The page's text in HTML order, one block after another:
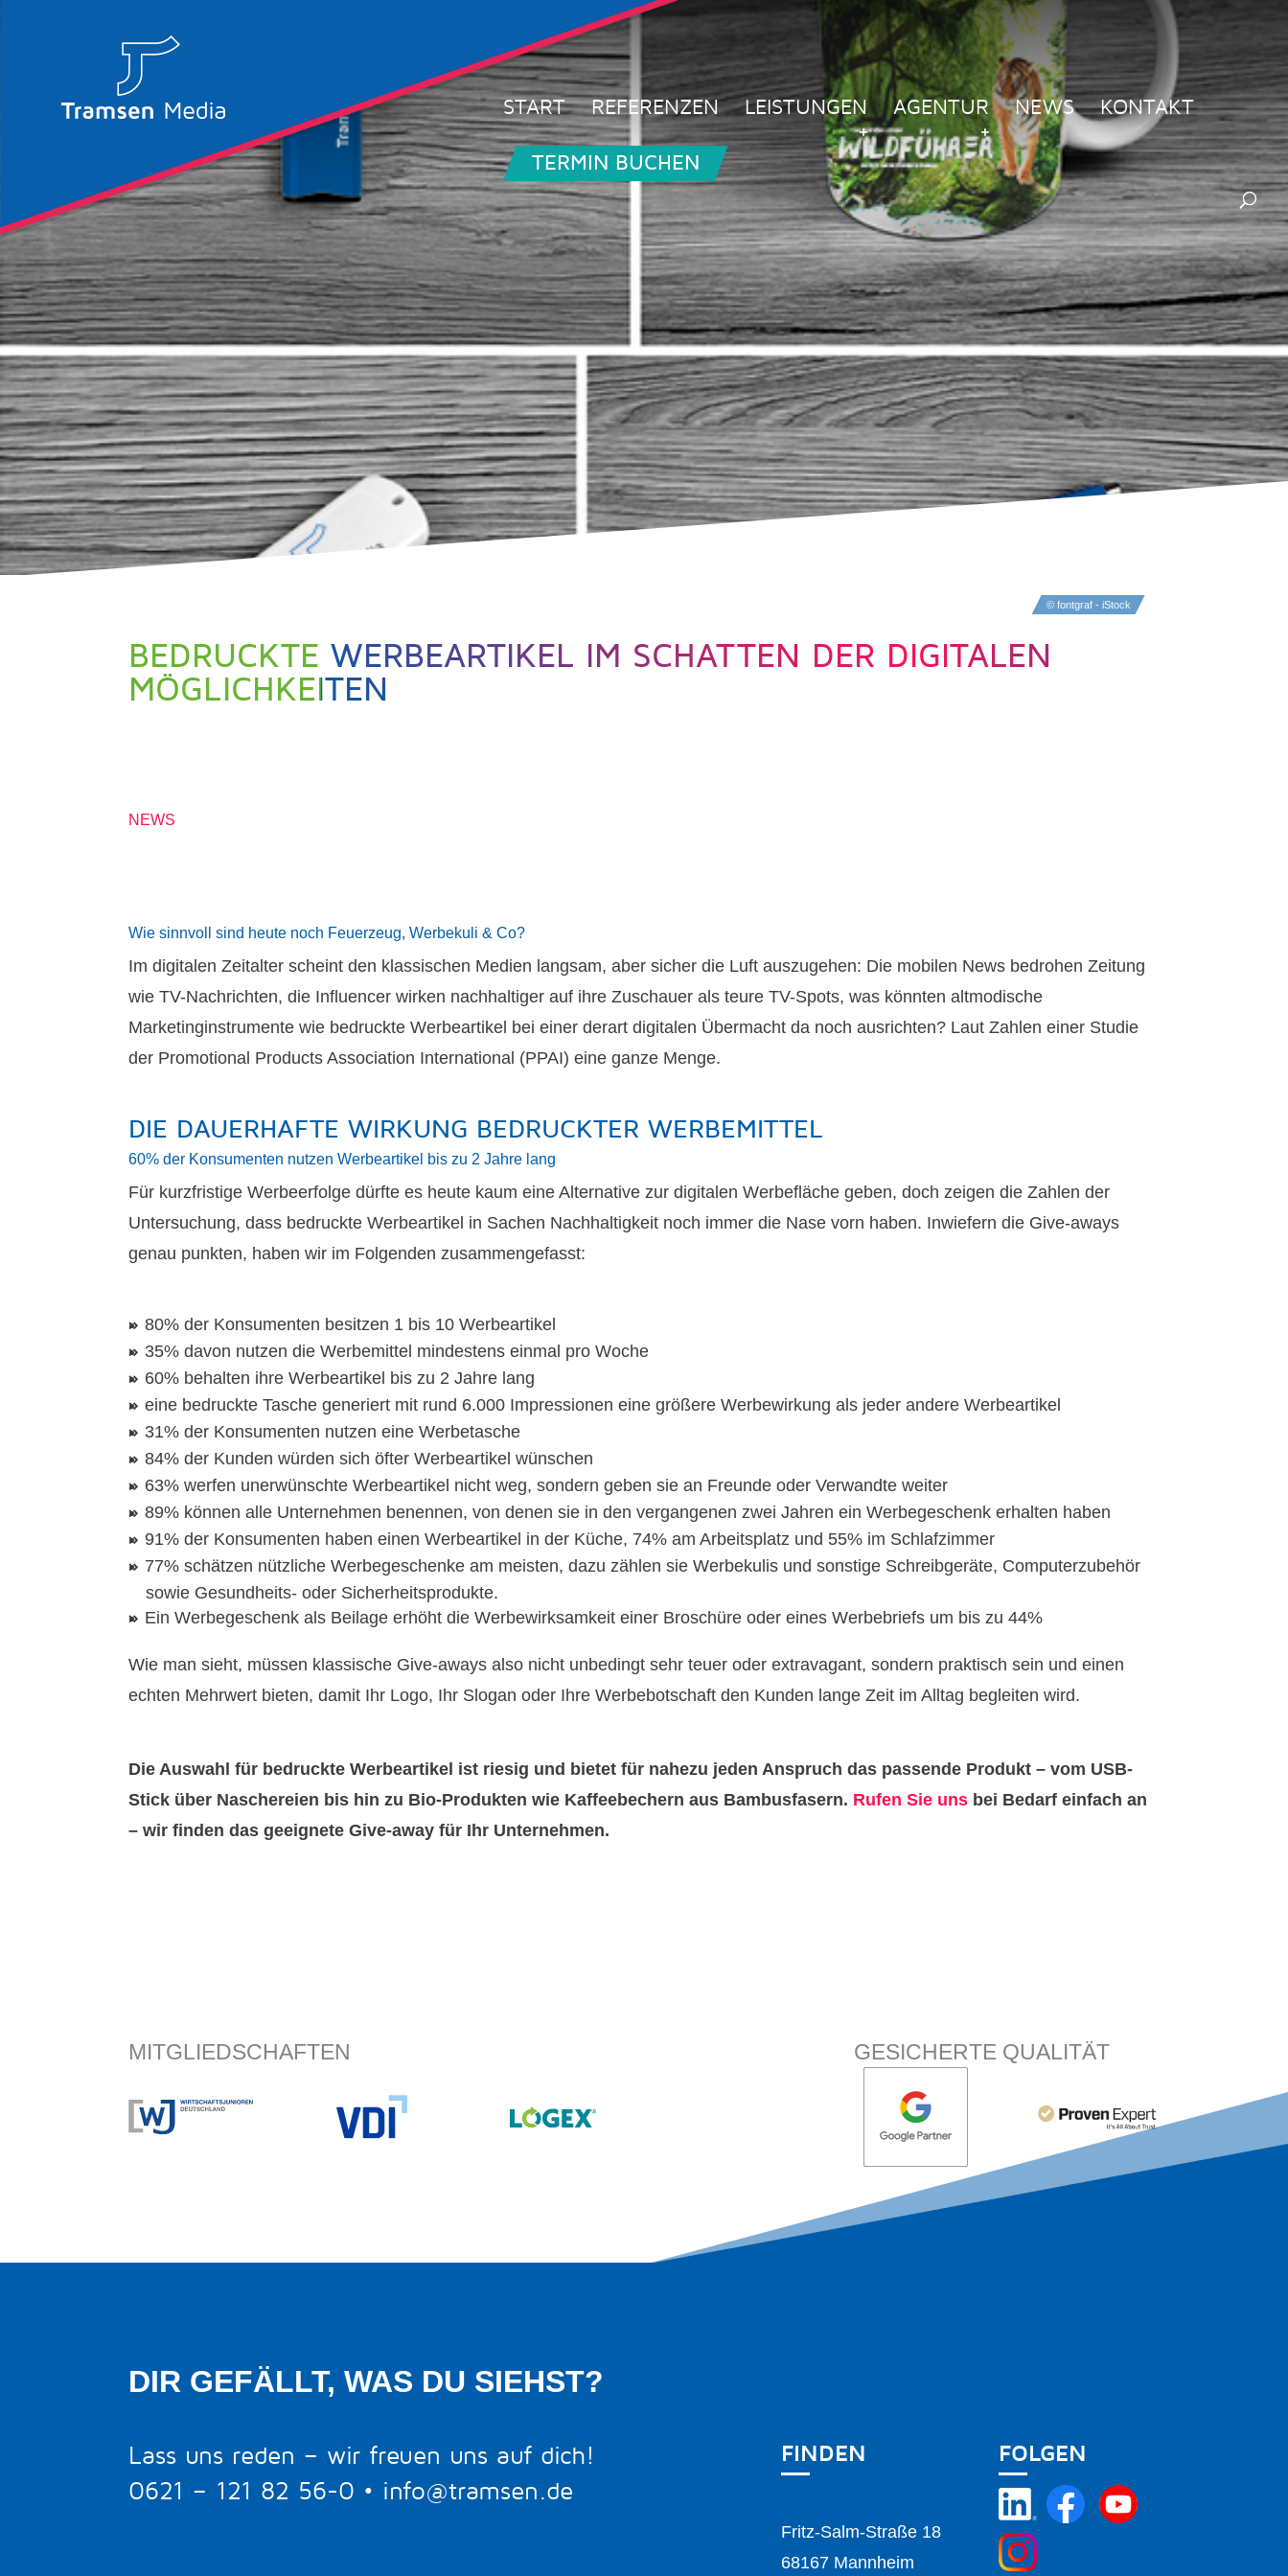
START REFERENZEN LEISTUNGEN AGENTUR NEWS KONTAKT
TERMIN BUCHEN
© fontgraf - iStock
BEDRUCKTE WERBEARTIKEL IM SCHATTEN DER DIGITALEN
MÖGLICHKEITEN
NEWS
Wie sinnvoll sind heute noch Feuerzeug, Werbekuli & Co?
Im digitalen Zeitalter scheint den klassischen Medien langsam, aber sicher die Luft auszugehen: Die mobilen News bedrohen Zeitung
wie TV-Nachrichten, die Influencer wirken nachhaltiger auf ihre Zuschauer als teure TV-Spots, was könnten altmodische
Marketinginstrumente wie bedruckte Werbeartikel bei einer derart digitalen Übermacht da noch ausrichten? Laut Zahlen einer Studie
der Promotional Products Association International (PPAI) eine ganze Menge.
DIE DAUERHAFTE WIRKUNG BEDRUCKTER WERBEMITTEL
60% der Konsumenten nutzen Werbeartikel bis zu 2 Jahre lang
Für kurzfristige Werbeerfolge dürfte es heute kaum eine Alternative zur digitalen Werbefläche geben, doch zeigen die Zahlen der
Untersuchung, dass bedruckte Werbeartikel in Sachen Nachhaltigkeit noch immer die Nase vorn haben. Inwiefern die Give-aways
genau punkten, haben wir im Folgenden zusammengefasst:
80% der Konsumenten besitzen 1 bis 10 Werbeartikel
35% davon nutzen die Werbemittel mindestens einmal pro Woche
60% behalten ihre Werbeartikel bis zu 2 Jahre lang
eine bedruckte Tasche generiert mit rund 6.000 Impressionen eine größere Werbewirkung als jeder andere Werbeartikel
31% der Konsumenten nutzen eine Werbetasche
84% der Kunden würden sich öfter Werbeartikel wünschen
63% werfen unerwünschte Werbeartikel nicht weg, sondern geben sie an Freunde oder Verwandte weiter
89% können alle Unternehmen benennen, von denen sie in den vergangenen zwei Jahren ein Werbegeschenk erhalten haben
91% der Konsumenten haben einen Werbeartikel in der Küche, 74% am Arbeitsplatz und 55% im Schlafzimmer
77% schätzen nützliche Werbegeschenke am meisten, dazu zählen sie Werbekulis und sonstige Schreibgeräte, Computerzubehör
sowie Gesundheits- oder Sicherheitsprodukte.
Ein Werbegeschenk als Beilage erhöht die Werbewirksamkeit einer Broschüre oder eines Werbebriefs um bis zu 44%
Wie man sieht, müssen klassische Give-aways also nicht unbedingt sehr teuer oder extravagant, sondern praktisch sein und einen
echten Mehrwert bieten, damit Ihr Logo, Ihr Slogan oder Ihre Werbebotschaft den Kunden lange Zeit im Alltag begleiten wird.
Die Auswahl für bedruckte Werbeartikel ist riesig und bietet für nahezu jeden Anspruch das passende Produkt – vom USB-
Stick über Naschereien bis hin zu Bio-Produkten wie Kaffeebechern aus Bambusfasern. Rufen Sie uns bei Bedarf einfach an
– wir finden das geeignete Give-away für Ihr Unternehmen.
MITGLIEDSCHAFTEN GESICHERTE QUALITÄT
DIR GEFÄLLT, WAS DU SIEHST?
Lass uns reden – wir freuen uns auf dich!
0621 – 121 82 56-0 • info@tramsen.de
FINDEN
Fritz-Salm-Straße 18
68167 Mannheim
FOLGEN